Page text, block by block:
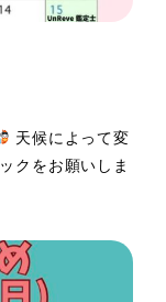
天候によって変
クをお願いしま